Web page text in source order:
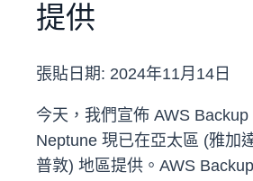
提供
張貼日期: 2024年11月14日
今天，我們宣佈 AWS
Neptune 現已在亞太區 (雅加
普敦) 地區提供。AWS